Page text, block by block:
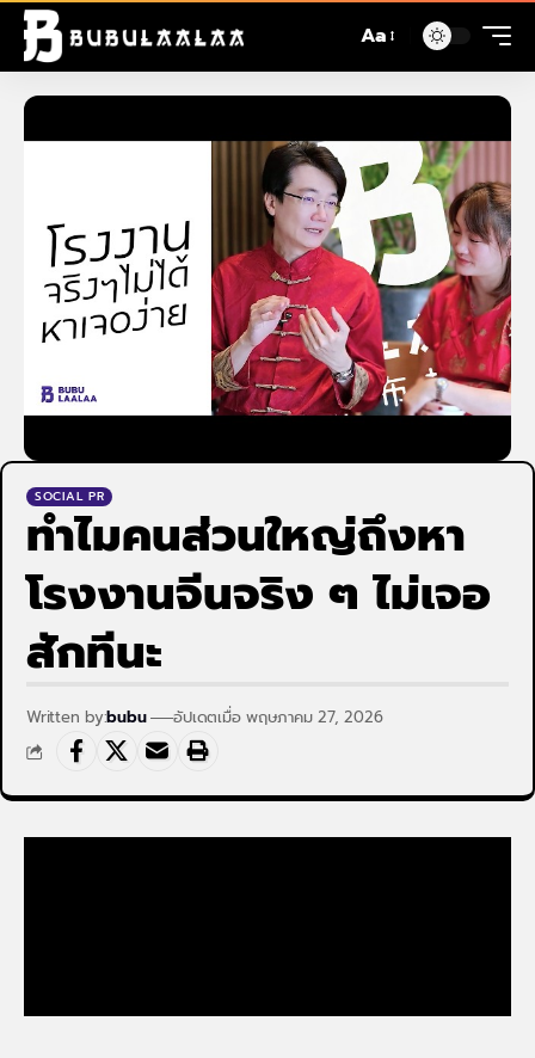
Aa
SOCIAL PR
ทำไมคนส่วนใหญ่ถึงหา
โรงงานจีนจริง ๆ ไม่เจอ
สักทีนะ
Written by:bubu อัปเดตเมื่อ พฤษภาคม 27, 2026